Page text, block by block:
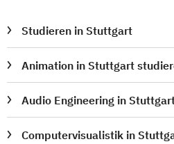
Studieren in Stuttgart
Animation in Stuttgart
Audio Engineering in
Computervisualistik in